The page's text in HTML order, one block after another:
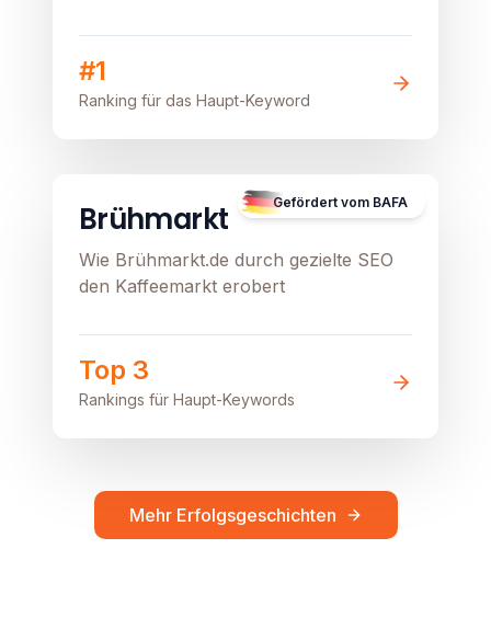
#1
Ranking für das Haupt-Keyword
Gefördert vom BAFA
B2C E-Commerce Lokal
Brühmarkt
Wie Brühmarkt.de durch gezielte SEO
den Kaffeemarkt erobert
Top 3
Rankings für Haupt-Keywords
Mehr Erfolgsgeschichten